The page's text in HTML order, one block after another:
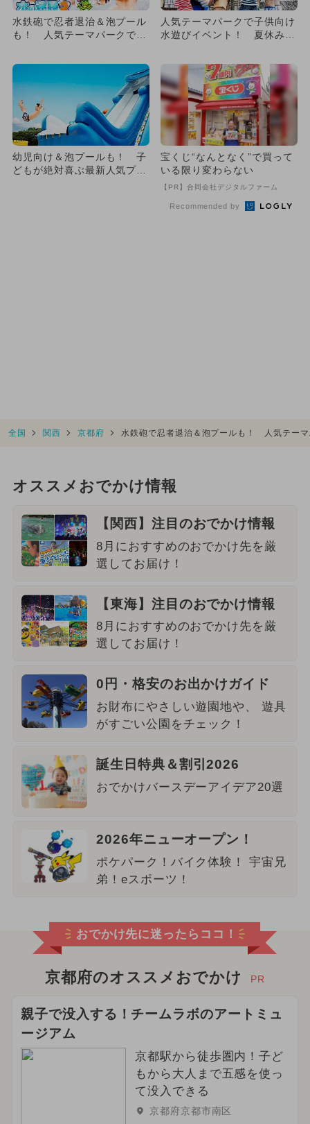
水鉄砲で忍者退治＆泡プール
も！ 人気テーマパークで夏
人気テーマパークで子供向け
水遊びイベント！ 夏休みに
幼児向け＆泡プールも！ 子
どもが絶対喜ぶ最新人気プー
宝くじ“なんとなく”で買って
いる限り変わらない
【PR】合同会社デジタルファーム
Recommended by
全国 関西 京都府 水鉄砲で忍者退治＆泡プールも！ 人気テー
オススメおでかけ情報
【関西】注目のおでかけ情報
8月におすすめのおでかけ先を厳
選してお届け！
【東海】注目のおでかけ情報
8月におすすめのおでかけ先を厳
選してお届け！
0円・格安のお出かけガイド
お財布にやさしい遊園地や、 遊具
がすごい公園をチェック！
誕生日特典＆割引2026
おでかけバースデーアイデア20選
2026年ニューオープン！
ポケパーク！バイク体験！ 宇宙兄
弟！eスポーツ！
おでかけ先に迷ったらココ！
京都府のオススメおでかけ PR
親子で没入する！チームラボのアートミュ
ージアム
京都駅から徒歩圏内！子ど
もから大人まで五感を使っ
て没入できる
京都府京都市南区